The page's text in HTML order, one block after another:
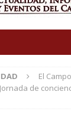
El
de